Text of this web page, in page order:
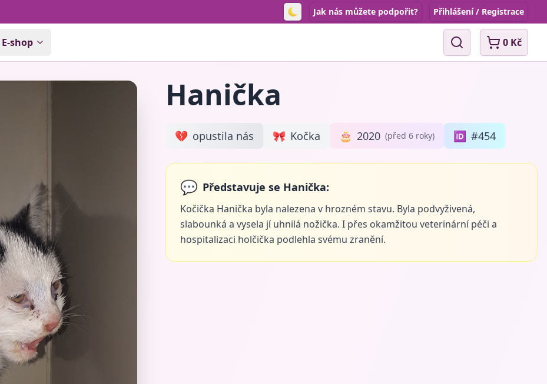
Toggle theme
Jak nás můžete podpořit? Přihlášení / Registrace
E-shop Vyhledávání0 Kč
Hanička
💔 opustila nás 🎀 Kočka 🎂 2020 (před 6 roky) 🆔 #454
💬 Představuje se Hanička:
Kočička Hanička byla nalezena v hrozném stavu. Byla podvyživená,
slabounká a vysela jí uhnilá nožička. I přes okamžitou veterinární péči a
hospitalizaci holčička podlehla svému zranění.